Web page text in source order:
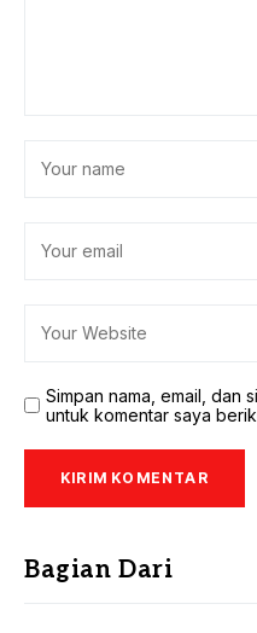
Simpan nama, email, dan
untuk komentar saya
Bagian Dari